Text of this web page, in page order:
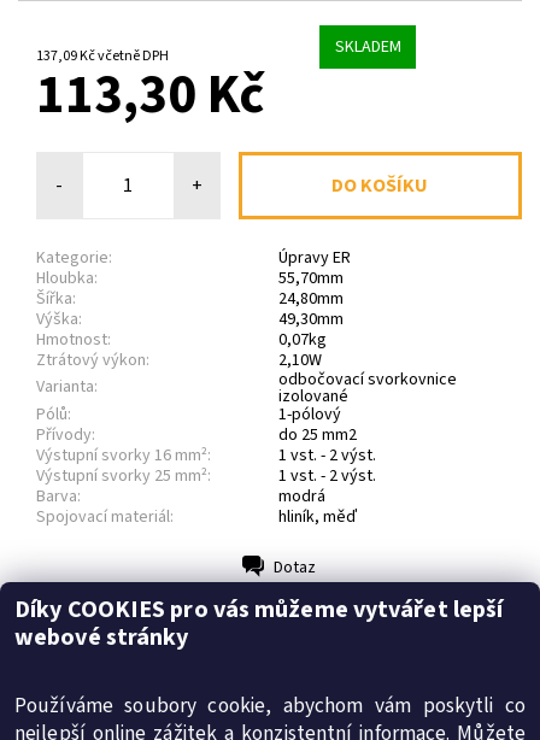
137,09 Kč včetně DPH SKLADEM
113,30 Kč
- +
Kategorie:
Úpravy ER
Hloubka:
55,70mm
Šířka:
24,80mm
Výška:
49,30mm
Hmotnost:
0,07kg
Ztrátový výkon:
2,10W
Varianta:
odbočovací svorkovnice
izolované
Pólů:
1-pólový
Přívody:
do 25 mm2
Výstupní svorky 16 mm²:
1 vst. - 2 výst.
Výstupní svorky 25 mm²:
1 vst. - 2 výst.
Barva:
modrá
Spojovací materiál:
hliník, měď
Tisk
Dotaz
Soubory
Diskuze
Technický list (531.9 kB)
Přidat komentář
Díky COOKIES pro vás můžeme vytvářet lepší
webové stránky
Používáme soubory cookie, abychom vám poskytli co
nejlepší online zážitek a konzistentní informace. Můžete